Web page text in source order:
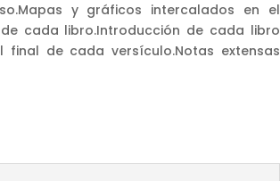
y gráficos intercalados en el
cada libro.Introducción de cada libro
final de cada versículo.Notas extensas